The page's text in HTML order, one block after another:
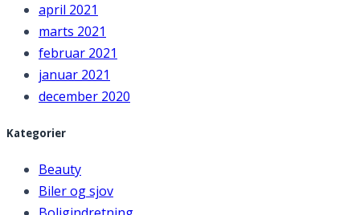
april 2021
marts 2021
februar 2021
januar 2021
december 2020
Kategorier
Beauty
Biler og sjov